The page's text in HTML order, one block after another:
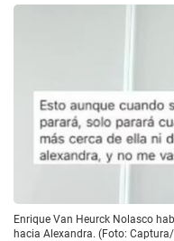
Enrique Van Heurck Nolasco
hacia Alexandra. (Foto: